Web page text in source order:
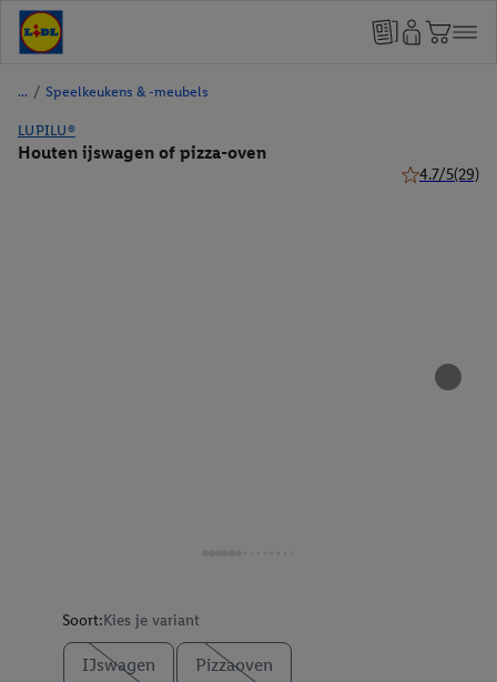
/ Speelkeukens & -meubels
LUPILU®
Houten ijswagen of pizza-oven
4.7/5(29)
Soort:Kies je variant
IJswagen Pizzaoven